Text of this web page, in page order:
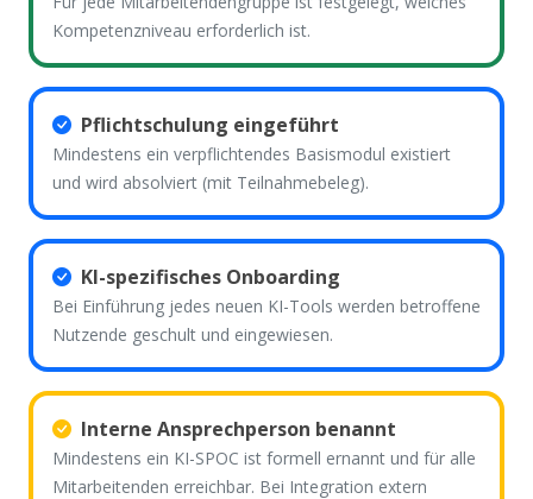
Kompetenzniveau erforderlich ist.
Pflichtschulung eingeführt
Mindestens ein verpflichtendes Basismodul existiert
und wird absolviert (mit Teilnahmebeleg).
KI-spezifisches Onboarding
Bei Einführung jedes neuen KI-Tools werden betroffene
Nutzende geschult und eingewiesen.
Interne Ansprechperson benannt
Mindestens ein KI-SPOC ist formell ernannt und für alle
Mitarbeitenden erreichbar. Bei Integration extern